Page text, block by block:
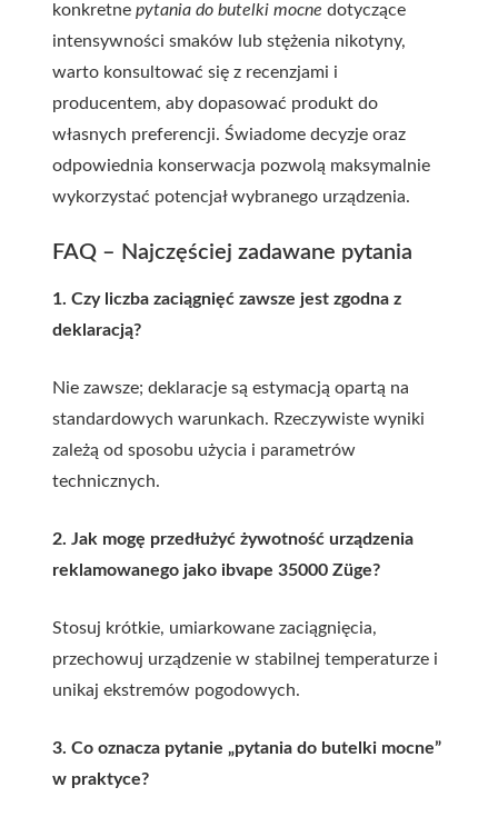
konkretne pytania do butelki mocne dotyczące
intensywności smaków lub stężenia nikotyny,
warto konsultować się z recenzjami i
producentem, aby dopasować produkt do
własnych preferencji. Świadome decyzje oraz
odpowiednia konserwacja pozwolą maksymalnie
wykorzystać potencjał wybranego urządzenia.
FAQ – Najczęściej zadawane pytania
1. Czy liczba zaciągnięć zawsze jest zgodna z
deklaracją?
Nie zawsze; deklaracje są estymacją opartą na
standardowych warunkach. Rzeczywiste wyniki
zależą od sposobu użycia i parametrów
technicznych.
2. Jak mogę przedłużyć żywotność urządzenia
reklamowanego jako ibvape 35000 Züge?
Stosuj krótkie, umiarkowane zaciągnięcia,
przechowuj urządzenie w stabilnej temperaturze i
unikaj ekstremów pogodowych.
3. Co oznacza pytanie „pytania do butelki mocne”
w praktyce?